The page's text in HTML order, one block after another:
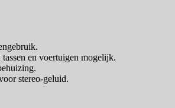
en voertuigen mogelijk.
stereo-geluid.